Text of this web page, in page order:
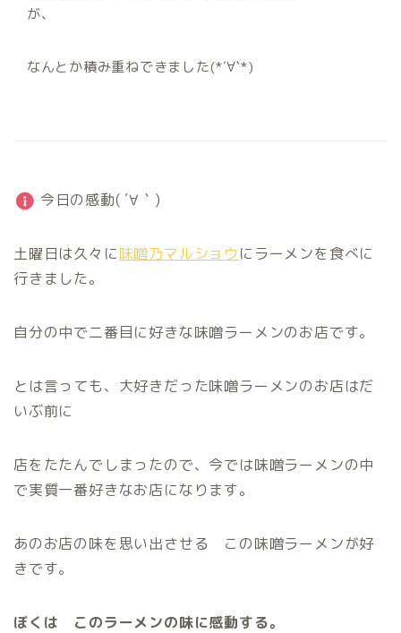
が、
なんとか積み重ねできました(*´∀`*)
今日の感動( ´∀｀)
土曜日は久々に味噌乃マルショウ にラーメンを食べに
行きました。
自分の中で二番目に好きな味噌ラーメンのお店です。
とは言っても、大好きだった味噌ラーメンのお店はだ
いぶ前に
店をたたんでしまったので、今では味噌ラーメンの中
で実質一番好きなお店になります。
あのお店の味を思い出させる この味噌ラーメンが好
きです。
ぼくは このラーメンの味に感動する。